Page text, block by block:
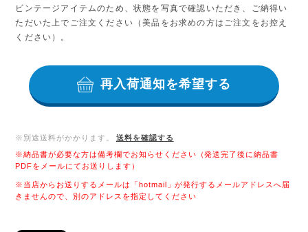
ビンテージアイテムのため、状態を写真で確認いただき、ご納得い
ただいた上でご注文ください（美品をお求めの方はご注文をお控え
ください）。
再入荷通知を希望する
※別途送料がかかります。
送料を確認する
※納品書が必要な方は備考欄でお知らせください（発送完了後に納品書
PDFをメールにてお送りします）
※当店からお送りするメールは「hotmail」が発行するメールアドレスへ届
きませんので、別のアドレスを指定してください